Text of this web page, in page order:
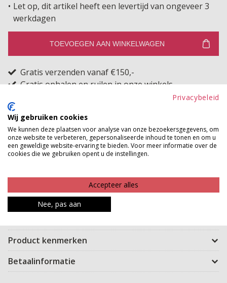
Let op, dit artikel heeft een levertijd van ongeveer 3
werkdagen
TOEVOEGEN AAN WINKELWAGEN
Gratis verzenden vanaf €150,-
Gratis ophalen en ruilen in onze winkels
Loungewear maar make it sparkle! Deze co-ord set is
jouw perfecte partner voor relaxte dagen met een
terwijl de subtiele glinstering zorgt voor een
sprankelend accent in elke beweging. Of je nu thuis
shinet op de bank of stylish door de stad wandelt:
Product kenmerken
Betaalinformatie
Privacybeleid
Wij gebruiken cookies
We kunnen deze plaatsen voor analyse van onze bezoekersgegevens, om
onze website te verbeteren, gepersonaliseerde inhoud te tonen en om u
een geweldige website-ervaring te bieden. Voor meer informatie over de
cookies die we gebruiken opent u de instellingen.
Accepteer alles
Nee, pas aan